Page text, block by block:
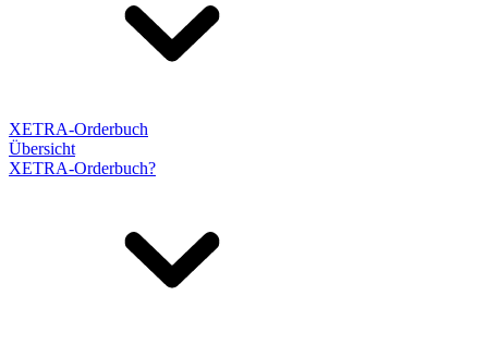
XETRA-Orderbuch
Übersicht
XETRA-Orderbuch?